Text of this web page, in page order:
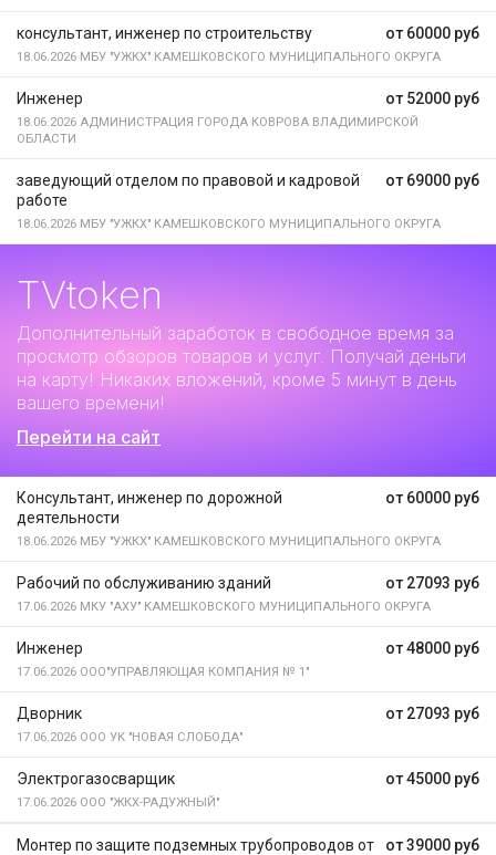
от 60000 руб
консультант, инженер по строительству
18.06.2026 МБУ "УЖКХ" КАМЕШКОВСКОГО МУНИЦИПАЛЬНОГО ОКРУГА
от 52000 руб
Инженер
18.06.2026 АДМИНИСТРАЦИЯ ГОРОДА КОВРОВА ВЛАДИМИРСКОЙ
ОБЛАСТИ
от 69000 руб
заведующий отделом по правовой и кадровой
работе
18.06.2026 МБУ "УЖКХ" КАМЕШКОВСКОГО МУНИЦИПАЛЬНОГО ОКРУГА
TVtoken
Дополнительный заработок в свободное время за
просмотр обзоров товаров и услуг. Получай деньги
на карту! Никаких вложений, кроме 5 минут в день
вашего времени!
Перейти на сайт
от 60000 руб
Консультант, инженер по дорожной
деятельности
18.06.2026 МБУ "УЖКХ" КАМЕШКОВСКОГО МУНИЦИПАЛЬНОГО ОКРУГА
от 27093 руб
Рабочий по обслуживанию зданий
17.06.2026 МКУ "АХУ" КАМЕШКОВСКОГО МУНИЦИПАЛЬНОГО ОКРУГА
от 48000 руб
Инженер
17.06.2026 ООО"УПРАВЛЯЮЩАЯ КОМПАНИЯ № 1"
от 27093 руб
Дворник
17.06.2026 ООО УК "НОВАЯ СЛОБОДА"
от 45000 руб
Электрогазосварщик
17.06.2026 ООО "ЖКХ-РАДУЖНЫЙ"
от 39000 руб
Монтер по защите подземных трубопроводов от